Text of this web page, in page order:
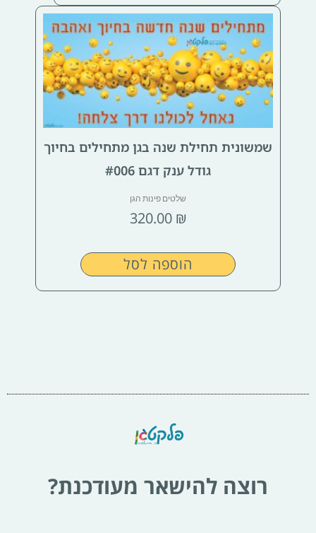
שמשונית תחילת שנה בגן מתחילים בחיוך
גודל ענק דגם #006
שלטים פינות הגן
320.00 ₪
הוספה לסל
רוצה להישאר מעודכנת?